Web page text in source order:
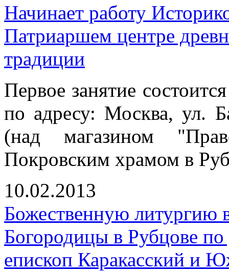
Начинает работу
Патриаршем центре
традиции
Первое занятие
по адресу: Москва, ул.
(над магазином
Покровским храмом в
10.02.2013
Божественную литургию
Богородицы в Рубцове
епископ Каракасский и